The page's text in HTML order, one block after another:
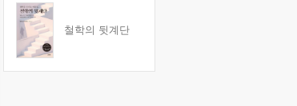
철학의 뒷계단